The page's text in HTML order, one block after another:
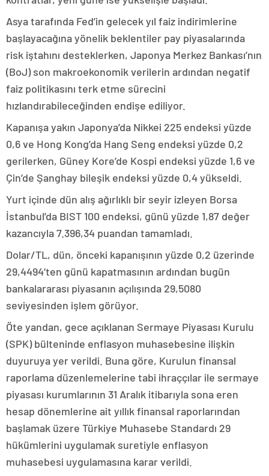
Asya tarafında Fed’in gelecek yıl faiz indirimlerine
başlayacağına yönelik beklentiler pay piyasalarında
risk iştahını desteklerken, Japonya Merkez Bankası’nın
(BoJ) son makroekonomik verilerin ardından negatif
faiz politikasını terk etme sürecini
hızlandırabileceğinden endişe ediliyor.
Kapanışa yakın Japonya’da Nikkei 225 endeksi yüzde
0,6 ve Hong Kong’da Hang Seng endeksi yüzde 0,2
gerilerken, Güney Kore’de Kospi endeksi yüzde 1,6 ve
Çin’de Şanghay bileşik endeksi yüzde 0,4 yükseldi.
Yurt içinde dün alış ağırlıklı bir seyir izleyen Borsa
İstanbul’da BIST 100 endeksi, günü yüzde 1,87 değer
kazancıyla 7.396,34 puandan tamamladı.
Dolar/TL, dün, önceki kapanışının yüzde 0,2 üzerinde
29,4494’ten günü kapatmasının ardından bugün
bankalararası piyasanın açılışında 29,5080
seviyesinden işlem görüyor.
Öte yandan, gece açıklanan Sermaye Piyasası Kurulu
(SPK) bülteninde enflasyon muhasebesine ilişkin
duyuruya yer verildi. Buna göre, Kurulun finansal
raporlama düzenlemelerine tabi ihraççılar ile sermaye
piyasası kurumlarının 31 Aralık itibarıyla sona eren
hesap dönemlerine ait yıllık finansal raporlarından
başlamak üzere Türkiye Muhasebe Standardı 29
hükümlerini uygulamak suretiyle enflasyon
muhasebesi uygulamasına karar verildi.